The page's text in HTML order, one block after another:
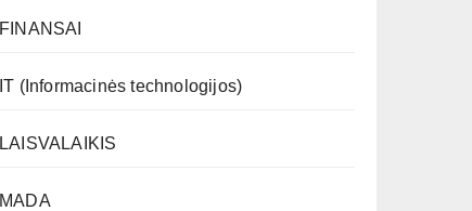
FINANSAI
IT (Informacinės technologijos)
LAISVALAIKIS
MADA